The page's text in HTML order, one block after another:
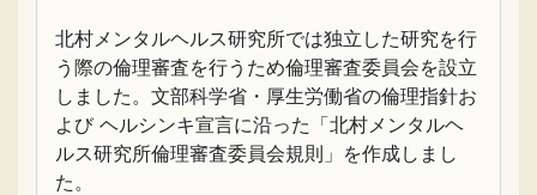
北村メンタルヘルス研究所では独立した研究を行
う際の倫理審査を行うため倫理審査委員会を設立
しました。文部科学省・厚生労働省の倫理指針お
よび ヘルシンキ宣言に沿った「北村メンタルヘ
ルス研究所倫理審査委員会規則」を作成しまし
た。